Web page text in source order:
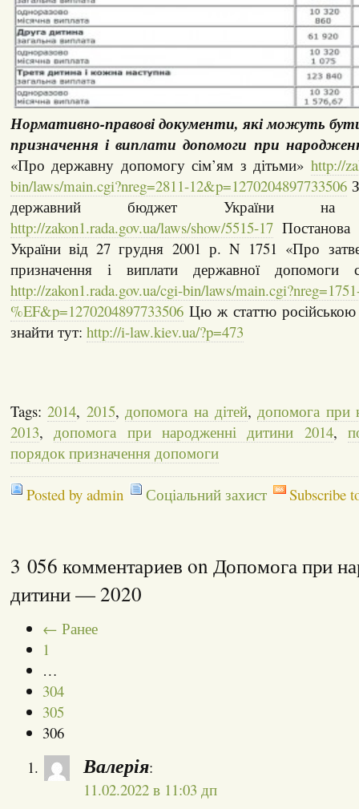
Нормативно-правові документи, які можуть
призначення і виплати допомоги при
«Про державну допомогу сім’ям з дітьми» http://
bin/laws/main.cgi?nreg=2811-12&p=1270204897733506
державний бюджет України
http://zakon1.rada.gov.ua/laws/show/5515-17Постанова
України від 27 грудня 2001 р. N 1751 «Про
призначення і виплати державної допомоги
http://zakon1.rada.gov.ua/cgi-bin/laws/
%EF&p=1270204897733506Цю ж статтю
знайти тут: http://i-law.kiev.ua/?p=473
Tags:2014, 2015, допомога на дітей, допомога при
2013, допомога при народженні дитини 2014,
порядок призначення допомоги
Posted by admin Соціальний захист Subscribe
3 056 комментариев on Допомога при
дитини — 2020
← Ранее
1
…
304
305
306
Валерія:
11.02.2022 в 11:03 дп